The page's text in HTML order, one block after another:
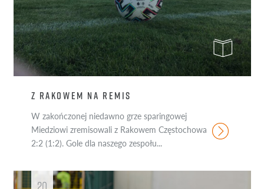
Z RAKOWEM NA REMIS
W zakończonej niedawno grze sparingowej
Miedziowi zremisowali z Rakowem Częstochowa
2:2 (1:2). Gole dla naszego zespołu...